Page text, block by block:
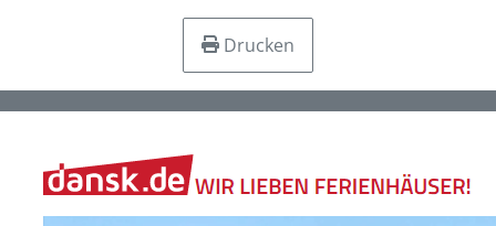
Drucken